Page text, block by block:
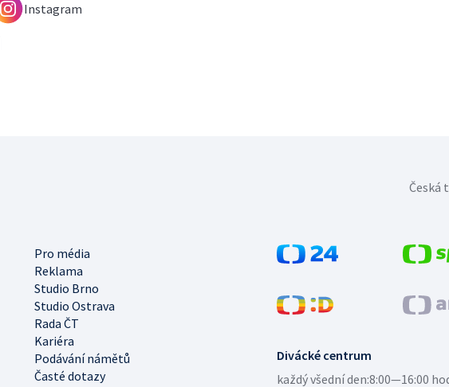
Instagram
Divácké centrum
každý všední den:8:00—16:00
Pro média
Reklama
Studio Brno
Studio Ostrava
Rada ČT
Kariéra
Podávání námětů
Časté dotazy
Česká